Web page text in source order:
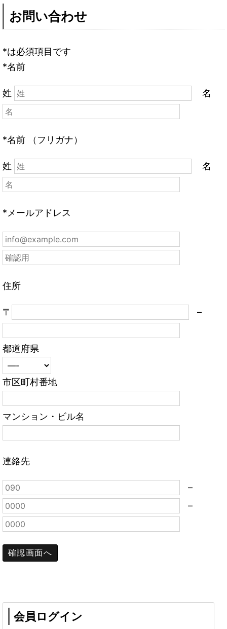
お問い合わせ
*は必須項目です
*名前
姓 名
*名前 （フリガナ）
姓 名
*メールアドレス
住所
〒 –
都道府県
市区町村番地
マンション・ビル名
連絡先
–
–
会員ログイン